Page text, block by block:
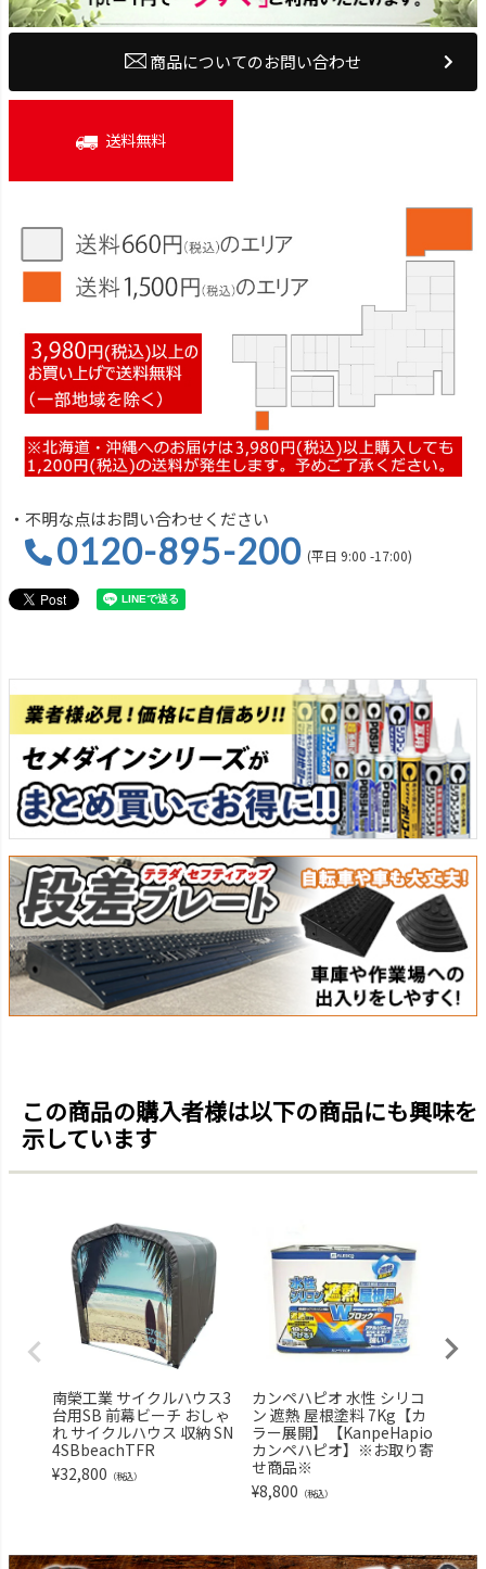
商品についてのお問い合わせ
送料無料
・不明な点はお問い合わせください
0120-895-200 (平日 9:00 -17:00)
この商品の購入者様は以下の商品にも興味を
示しています
南榮工業 サイクルハウス3
台用SB 前幕ビーチ おしゃ
れ サイクルハウス 収納 SN
4SBbeachTFR
¥32,800 （税込）
カンペハピオ 水性 シリコ
ン 遮熱 屋根塗料 7Kg【カ
ラー展開】【KanpeHapio
カンペハピオ】※お取り寄
せ商品※
¥8,800 （税込）